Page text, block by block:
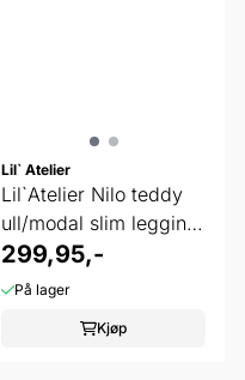
Lil` Atelier
Lil`Atelier Nilo teddy
ull/modal slim legging
...
299,95,-
På lager
Kjøp